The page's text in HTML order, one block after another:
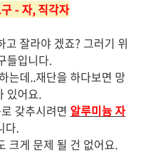
- 자, 직각자
잘라야 겠죠? 그러기 위
들입니다.
는데..재단을 하다보면 망
있어요.
갖추시려면 알루미늄 자
다.
크게 문제 될 건 없어요.